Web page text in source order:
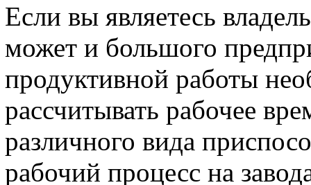
Если вы являетесь
может и большого
продуктивной работы
рассчитывать рабочее
различного вида
рабочий процесс на